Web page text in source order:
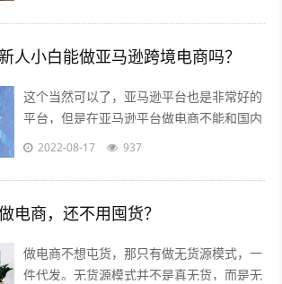
人小白能做亚马逊跨境电商吗？
这个当然可以了，亚马逊平台也是非常好的
平台，但是在亚马逊平台做电商不能和国内
做电商似的刷单，这样会给你带来巨大的损
2022-08-17 937
电商，还不用囤货？
做电商不想屯货，那只有做无货源模式，一
件代发。无货源模式并不是真无货，而是无